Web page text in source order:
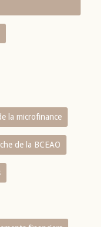
la microfinance
de la BCEAO